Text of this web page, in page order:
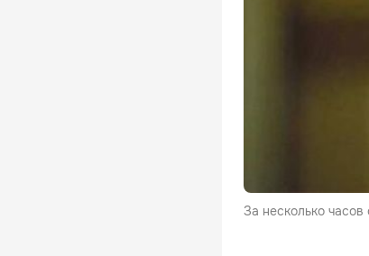
За несколько